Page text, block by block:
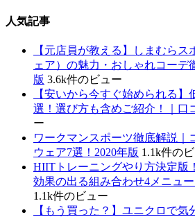
人気記事
【元店員が教える︎】しまむらス
ェア）の魅力・おしゃれコー
版 3.6k件のビュー
【安いから今すぐ始められる】
選！選び方も含めご紹介！｜口
ー
ワークマンスポーツ徹底解説｜
ウェア7選！2020年版 1.1k件の
HIITトレーニングやり方決定版
効果の出る組み合わせ4メニュ
1.1k件のビュー
【もう買った？】ユニクロで